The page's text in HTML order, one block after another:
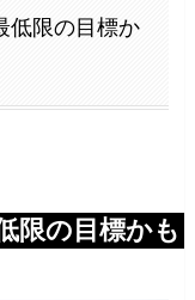
低限の目標か
限の目標かも